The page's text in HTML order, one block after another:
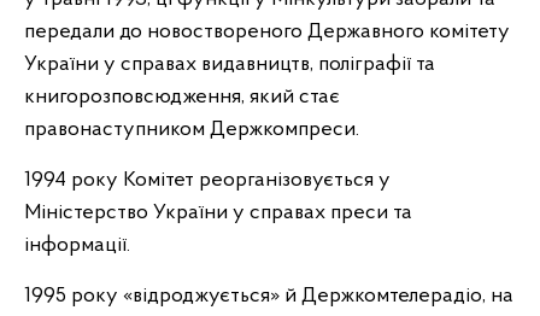
передали до новоствореного Державного комітету
України у справах видавництв, поліграфії та
книгорозповсюдження, який стає
правонаступником Держкомпреси.
1994 року Комітет реорганізовується у
Міністерство України у справах преси та
інформації.
1995 року «відроджується» й Держкомтелерадіо, на